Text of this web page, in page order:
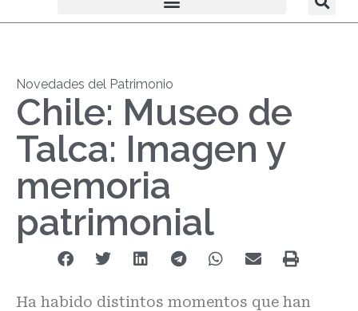
Novedades del Patrimonio
Chile: Museo de
Talca: Imagen y
memoria
patrimonial
Ha habido distintos momentos que han